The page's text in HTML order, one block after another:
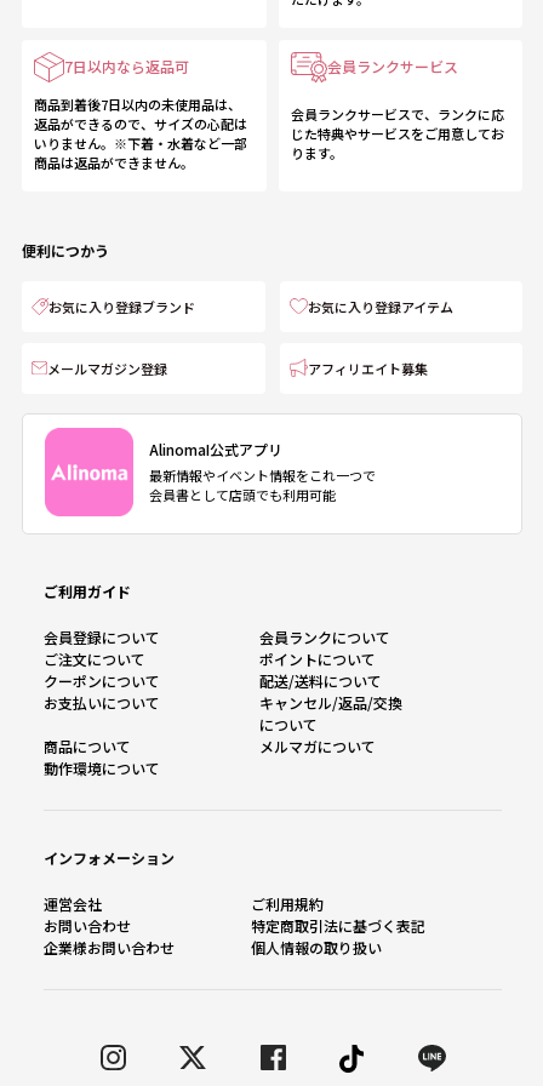
7日以内なら返品可
商品到着後7日以内の未使用品は、
返品ができるので、サイズの心配は
いりません。※下着・水着など一部
商品は返品ができません。
会員ランクサービス
会員ランクサービスで、ランクに応
じた特典やサービスをご用意してお
ります。
便利につかう
お気に入り登録ブランド お気に入り登録アイテム
メールマガジン登録 アフィリエイト募集
AlinomaI公式アプリ
最新情報やイベント情報をこれ一つで
会員書として店頭でも利用可能
ご利用ガイド
会員登録について
会員ランクについて
ご注文について
ポイントについて
クーポンについて
配送/送料について
お支払いについて
キャンセル/返品/交換
について
商品について
メルマガについて
動作環境について
インフォメーション
運営会社
ご利用規約
お問い合わせ
特定商取引法に基づく表記
企業様お問い合わせ
個人情報の取り扱い